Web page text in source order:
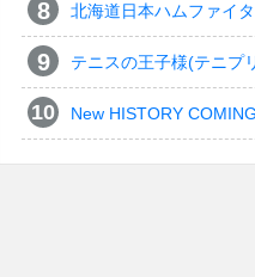
北海道日本ハムファイ
テニスの王子様(テニプ
New HISTORY